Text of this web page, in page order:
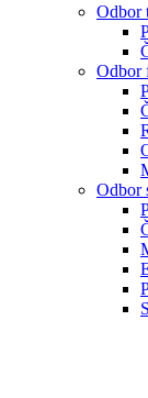
Odbor
Odbor
Odbor